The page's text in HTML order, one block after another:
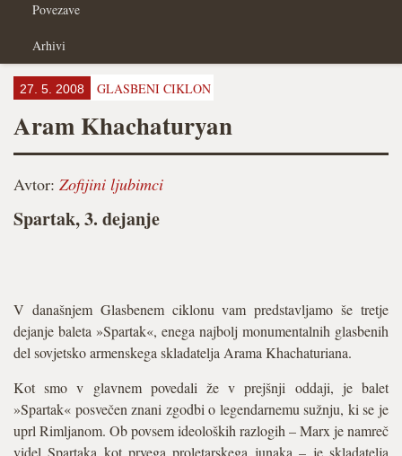
Povezave
Arhivi
27. 5. 2008 GLASBENI CIKLON
Aram Khachaturyan
Avtor: Zofijini ljubimci
Spartak, 3. dejanje
V današnjem Glasbenem ciklonu vam predstavljamo še tretje
dejanje baleta »Spartak«, enega najbolj monumentalnih glasbenih
del sovjetsko armenskega skladatelja Arama Khachaturiana.
Kot smo v glavnem povedali že v prejšnji oddaji, je balet
»Spartak« posvečen znani zgodbi o legendarnemu sužnju, ki se je
uprl Rimljanom. Ob povsem ideoloških razlogih – Marx je namreč
videl Spartaka kot prvega proletarskega junaka – je skladatelja